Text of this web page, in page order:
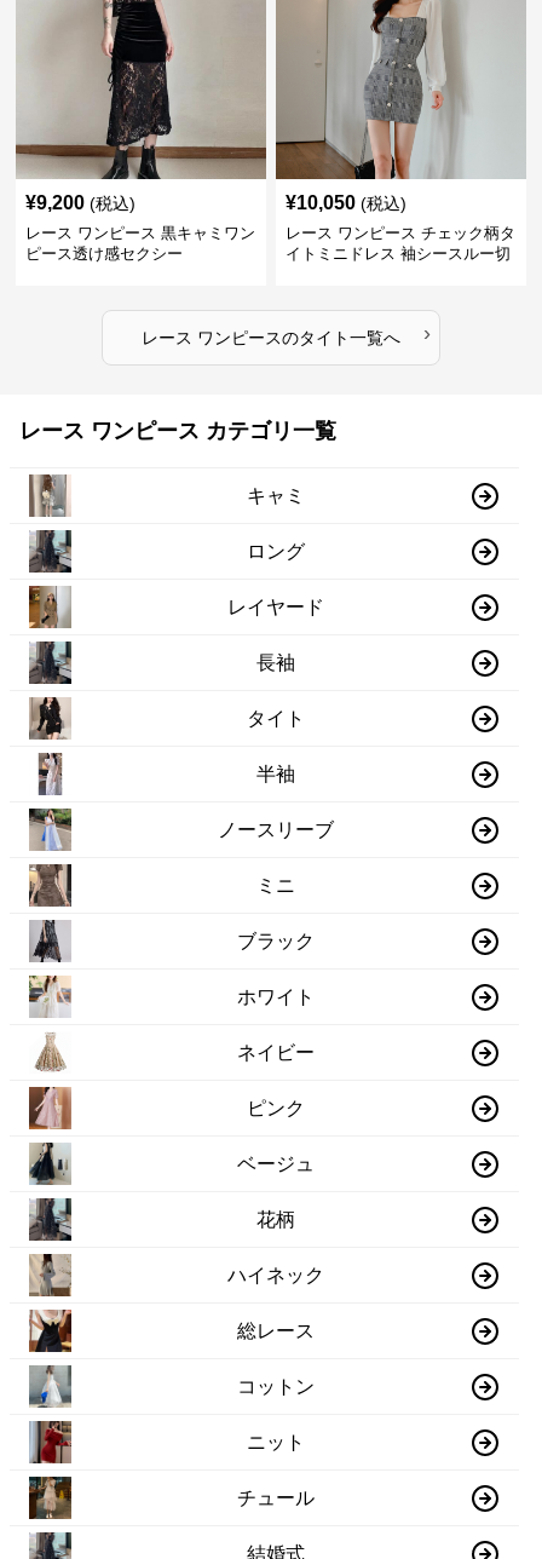
¥9,200 (税込)
レース ワンピース 黒キャミワン
ピース透け感セクシー
¥10,050 (税込)
レース ワンピース チェック柄タ
イトミニドレス 袖シースルー切
レース ワンピースのタイト一覧へ ›
レース ワンピース カテゴリ一覧
キャミ
ロング
レイヤード
長袖
タイト
半袖
ノースリーブ
ミニ
ブラック
ホワイト
ネイビー
ピンク
ベージュ
花柄
ハイネック
総レース
コットン
ニット
チュール
結婚式